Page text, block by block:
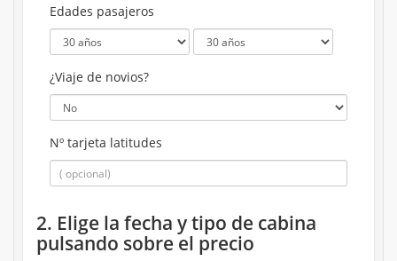
Edades pasajeros
¿Viaje de novios?
Nº tarjeta latitudes
2. Elige la fecha y tipo de cabina
pulsando sobre el precio